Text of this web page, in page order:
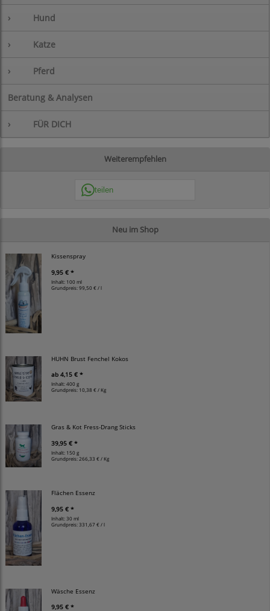
› Hund
› Katze
› Pferd
Beratung & Analysen
› FÜR DICH
Weiterempfehlen
teilen
Neu im Shop
Kissenspray
9,95 € *
Inhalt: 100 ml
Grundpreis:99,50 € / l
HUHN Brust Fenchel Kokos
ab 4,15 € *
Inhalt: 400 g
Grundpreis: 10,38 € / Kg
Gras & Kot Fress-Drang Sticks
39,95 € *
Inhalt: 150 g
Grundpreis: 266,33 € / Kg
Flächen Essenz
9,95 € *
Inhalt: 30 ml
Grundpreis:331,67 € / l
Wäsche Essenz
9,95 € *